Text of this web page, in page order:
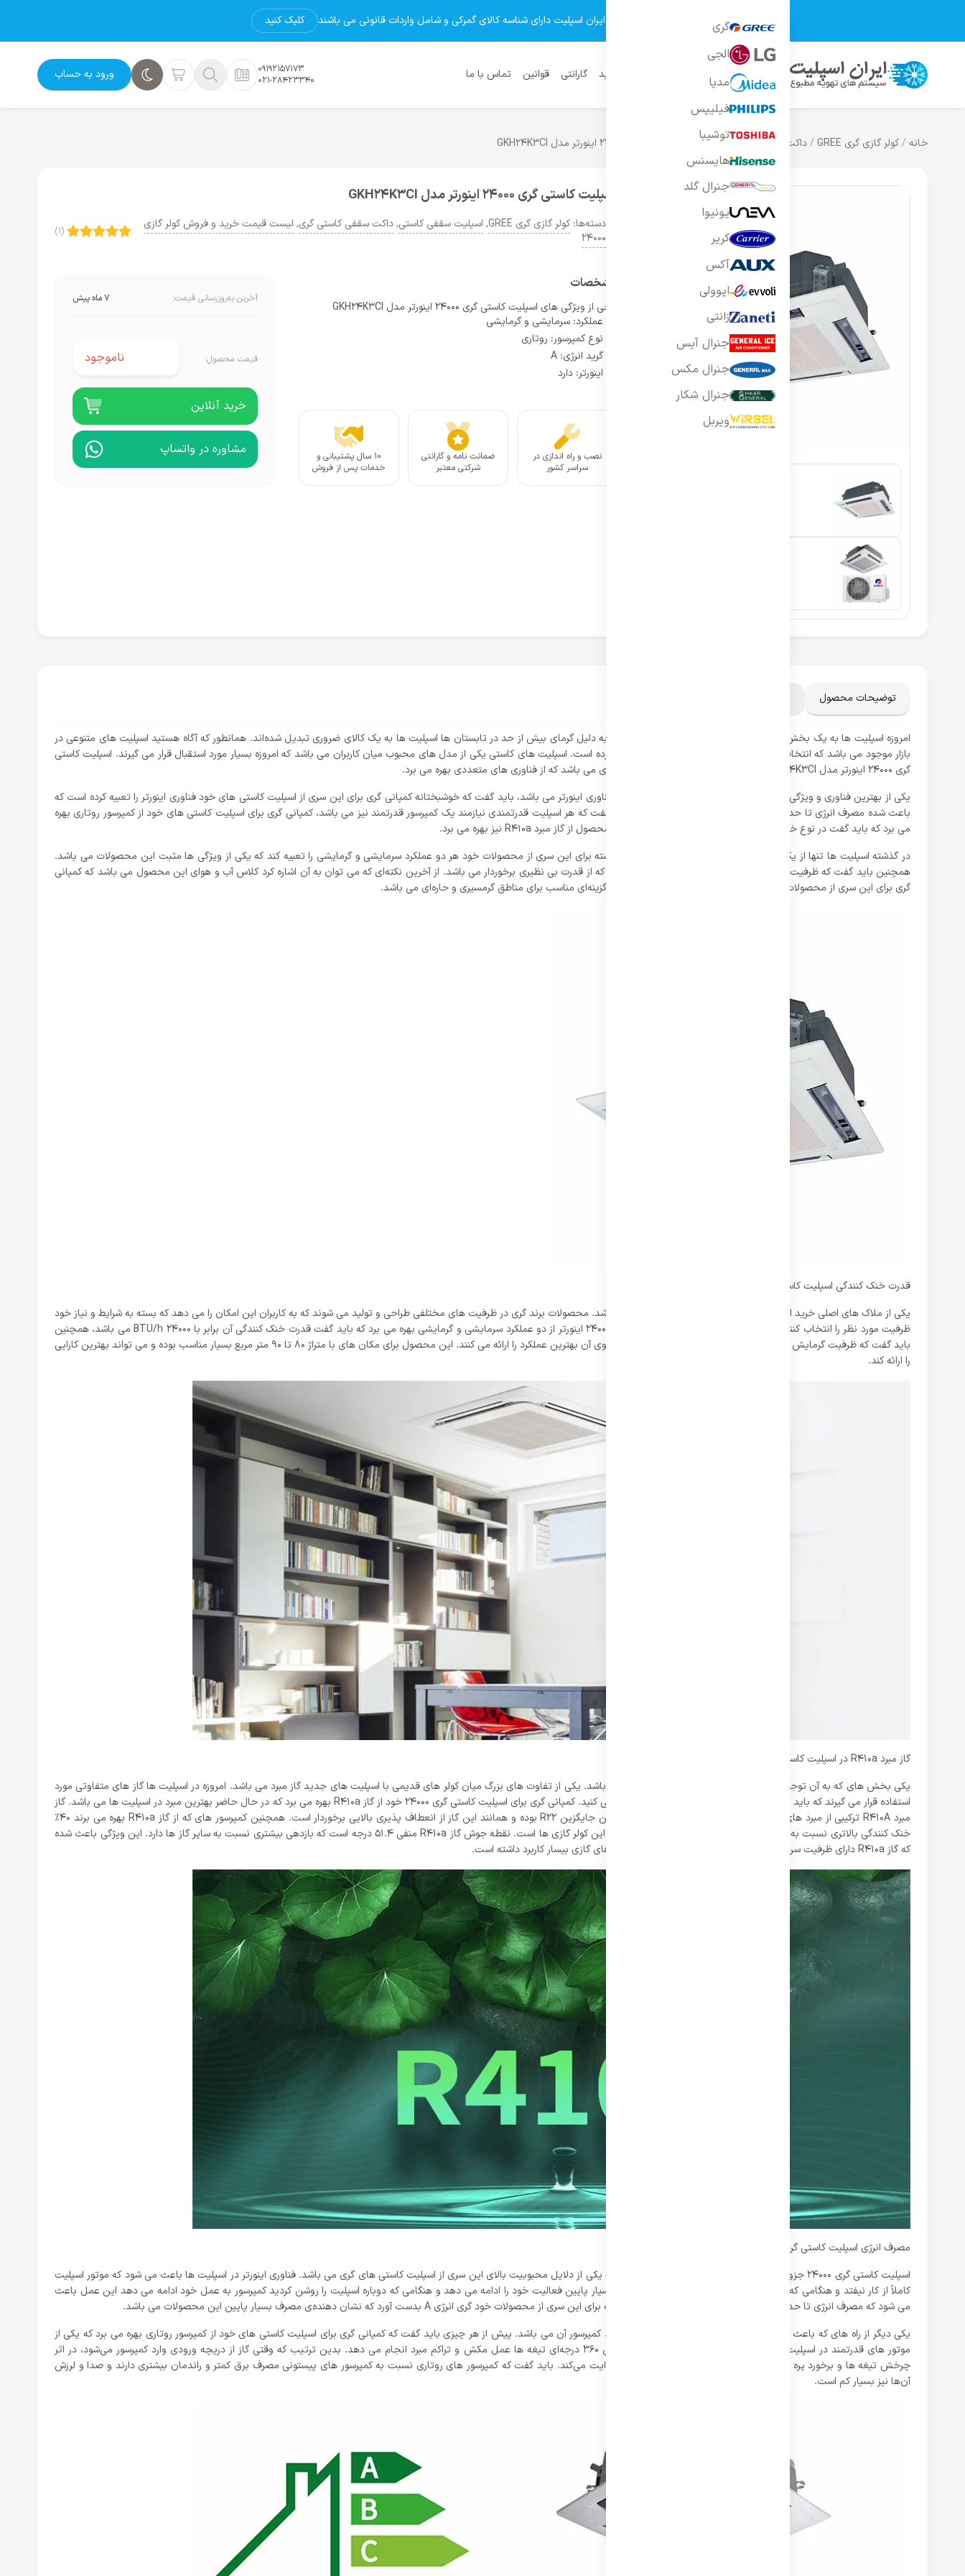
تمامی محصولات فروشگاه ایران اسپلیت دارای شناسه کالای گمرکی و شامل واردات قانونی می باشند کلیک کنید
محصولات
گری
الجی
مدیا
فیلیپس
توشیبا
هایسنس
جنرال گلد
یونیوا
کریر
آکس
ایوولی
زانتی
جنرال آیس
جنرال مکس
جنرال شکار
ویربل
خانه راهنمای خرید گارانتی قوانین تماس با ما
09192157173
021-28423340
ورود به حساب
خانه /کولر گازی گری GREE /داکت سقفی کاستی گری /
اسپلیت کاستی گری 24000 اینورتر مدل GKH24K3CI
دسته‌ها: کولر گازی گری GREE , اسپلیت سقفی کاستی,داکت سقفی کاستی گری, لیست قیمت خرید و فروش کولر گازی
24000
(1)
مشخصات
برخی از ویژگی های اسپلیت کاستی گری 24000 اینورتر مدل GKH24K3CI
عملکرد: سرمایشی و گرمایشی
نوع کمپرسور: روتاری
گرید انرژی: A
اینورتر: دارد
نصب و راه اندازی در
سراسر کشور
ضمانت نامه و گارانتی
شرکتی معتبر
۱۰ سال پشتیبانی و
خدمات پس از فروش
آخرین به‌روزرسانی قیمت: 7 ماه پیش
قیمت محصول: ناموجود
خرید آنلاین
مشاوره در واتساپ
توضیحات محصول
امروزه اسپلیت ها به یک بخش جدا نشدنی ما انسان ها تبدیل شده است. به دلیل گرمای بیش از حد در تابستان ها اسپلیت ها به یک کالای ضروری تبدیل شده‌اند. همانطور که آگاه هستید اسپلیت های متنوعی در
بازار موجود می باشد که انتخاب کردن یک اسپلیت کارآمد را برای ما سخت کرده است. اسپلیت های کاستی یکی از مدل های محبوب میان کاربران می باشد که امروزه بسیار مورد استقبال قرار می گیرند. اسپلیت کاستی
گری 24000 اینورتر مدل GKH24K3CI یکی از جدید ترین مدل های کمپانی گری می باشد که از فناوری های متعددی بهره می برد.
یکی از بهترین فناوری و ویژگی که می توان برای یک اسپلیت در نظر گرفت فناوری اینورتر می باشد، باید گفت که خوشبختانه کمپانی گری برای این سری از اسپلیت کاستی های خود فناوری اینورتر را تعبیه کرده است که
باعث شده مصرف انرژی تا حد بسیار زیادی پایین بیاید. از دیگر نکات باید گفت که هر اسپلیت قدرتمندی نیازمند یک کمپرسور قدرتمند نیز می باشد، کمپانی گری برای اسپلیت کاستی های خود از کمپرسور روتاری بهره
می برد که باید گفت در نوع خودش بی نظیر می باشد. ناگفته نماند که این محصول از گاز مبرد R410a نیز بهره می برد.
در گذشته اسپلیت ها تنها از یک عملکرد بهره می بردند اما کمپانی گری توانسته برای این سری از محصولات خود هر دو عملکرد سرمایشی و گرمایشی را تعبیه کند که یکی از ویژگی ها مثبت این محصولات می باشد.
همچنین باید گفت که ظرفیت این محصول برابر با 24000 BTU/h می باشد که از قدرت بی نظیری برخوردار می باشد. از آخرین نکته‌ای که می توان به آن اشاره کرد کلاس آب و هوای این محصول می باشد که کمپانی
گری برای این سری از محصولات خود از کلاس آب و هوای T3 بهره می برد که گزینه‌ای مناسب برای مناطق گرمسیری و حاره‌ای می باشد.
قدرت خنک کنندگی اسپلیت کاستی گری 24000 اینورتر مدل GKH24K3CI
یکی از ملاک های اصلی خرید اسپلیت قدرت خنک کنندگی و ظرفیت آن می باشد. محصولات برند گری در ظرفیت های مختلفی طراحی و تولید می شوند که به کاربران این امکان را می دهد که بسته به شرایط و نیاز خود
ظرفیت مورد نظر را انتخاب کنند. همانطور که می دانید اسپلیت کاستی گری 24000 اینورتر از دو عملکرد سرمایشی و گرمایشی بهره می برد که باید گفت قدرت خنک کنندگی آن برابر با 24000 BTU/h می باشد، همچنین
باید گفت که ظرفیت گرمایش آن نیز برابر با 27000 BTU/h می باشد که هر دوی آن بهترین عملکرد را ارائه می کنند. این محصول برای مکان های با متراژ 80 تا 90 متر مربع بسیار مناسب بوده و می تواند بهترین کارایی
را ارائه کند.
گاز مبرد R410a در اسپلیت کاستی گری 24000 اینورتر
یکی بخش های که به آن توجه بسیاری نمی شود گاز مبرد در اسپلیت ها می باشد. یکی از تفاوت های بزرگ میان کولر های قدیمی با اسپلیت های جدید گاز مبرد می باشد. امروزه در اسپلیت ها گاز های متفاوتی مورد
استفاده قرار می گیرند که باید توجه بسیاری کرد که چه نوع گازی را انتخاب می کنید. کمپانی گری برای اسپلیت کاستی گری 24000 خود از گاز R410a بهره می برد که در حال حاضر بهترین مبرد در اسپلیت ها می باشد. گاز
مبرد R410A ترکیبی از مبرد های R32 و R125 می باشد. گاز مبرد R410 بهترین جایگزین R22 بوده و همانند این گاز از انعطاف پذیری بالایی برخوردار است. همچنین کمپرسور های که از گاز R410a بهره می برند 40%
خنک کنندگی بالاتری نسبت به گاز های R22 دارند که این یکی از نقاط مثبت این کولر گازی ها است. نقطه جوش گاز R410a منفی 51.4 درجه است که بازدهی بیشتری نسبت به سایر گاز ها دارد. این ویژگی باعث شده
که گاز R410a دارای ظرفیت سرما سازی بیشتری باشد به همین دلیل در کولر های گازی بیسار کاربرد داشته است.
مصرف انرژی اسپلیت کاستی گری 24000
اسپلیت کاستی گری 24000 جزو محصولات اینورتر دار این کمپانی می باشد که یکی از دلایل محبوبیت بالای این سری از اسپلیت کاستی های گری می باشد. فناوری اینورتر در اسپلیت ها باعث می شود که موتور اسپلیت
کاملاً از کار نیفتد و هنگامی که اسپلیت را خاموش می کنید کمپرسور با دور بسیار پایین فعالیت خود را ادامه می دهد و هنگامی که دوباره اسپلیت را روشن کردید کمپرسور به عمل خود ادامه می دهد این عمل باعث
می شود که مصرف انرژی تا حد بسیار زیادی پایین بیاید. کمپانی گری توانسته برای این سری از محصولات خود گری انرژی A بدست آورد که نشان دهنده‌ی مصرف بسیار پایین این محصولات می باشد.
یکی دیگر از راه های که باعث کاهش بیشتر مصرف انرژی در اسپلیت می شود کمپرسور آن می باشد. پیش از هر چیزی باید گفت که کمپانی گری برای اسپلیت کاستی های خود از کمپرسور روتاری بهره می برد که یکی از
موتور های قدرتمند در اسپلیت ها می باشد. کمپرسور روتاری، توسط چرخش 360 درجه‌ای تیغه‌ ها عمل مکش و تراکم مبرد انجام می‌ دهد. بدین ترتیب که وقتی گاز از دریچه ورودی وارد کمپرسور می‌شود، در اثر
چرخش تیغه‌ ها و برخورد پره‌ ها با گاز آن را با فشار به سوی لوله دهش هدایت می‌کند. باید گفت که کمپرسور های روتاری نسبت به کمپرسور های پیستونی مصرف برق کمتر و راندمان بیشتری دارند و صدا و لرزش
آن‌ها نیز بسیار کم است.